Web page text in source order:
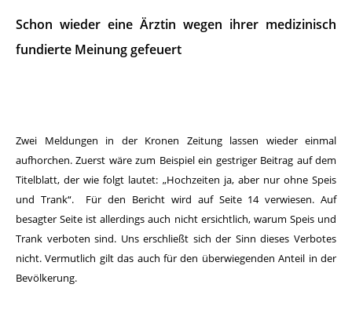
Schon wieder eine Ärztin wegen ihrer medizinisch
fundierte Meinung gefeuert
Zwei Meldungen in der Kronen Zeitung lassen wieder einmal
aufhorchen. Zuerst wäre zum Beispiel ein gestriger Beitrag auf dem
Titelblatt, der wie folgt lautet: „Hochzeiten ja, aber nur ohne Speis
und Trank“. Für den Bericht wird auf Seite 14 verwiesen. Auf
besagter Seite ist allerdings auch nicht ersichtlich, warum Speis und
Trank verboten sind. Uns erschließt sich der Sinn dieses Verbotes
nicht. Vermutlich gilt das auch für den überwiegenden Anteil in der
Bevölkerung.